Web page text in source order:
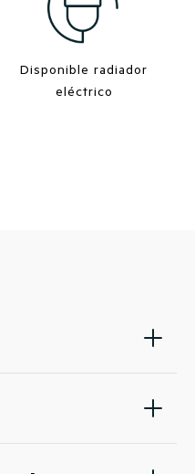
Disponible radiador
eléctrico